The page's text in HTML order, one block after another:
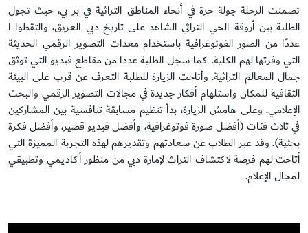
تضمنت الرحلة جولة حرة في أنحاء المناطق التراثية في بر بي، حيث تجول
الطلبة بين أروقة الحي التراثي الشاهد على تاريخ دبي العريق، والتقطوا ا
عددًا من الصور الفوتوغرافية باستخدام معدات التصوير الرقمي الحديثة
التي وفرتها لهم الكلية. كما سجل الطلبة عددا من مقاطع فيديو التي توثق
جمال المعالم التراثية. وأتاحت الزيارة للطلبة التعرف عن قرب على البيئة
الثقافية للمكان واستلهام أفكار جديدة في مجالات التصوير الرقمي والبحث
الإعلامي. وعلى هامش الزيارة، بدأ تنظيم مسابقة تنافسية بين المشاركين
في ثلاث فئات (أفضل صورة فوتوغرافية، وأفضل فيديو قصير، وأفضل فكرة
بحثية). وقد عبر الطلاب عن سعادتهم وتقديرهم لهذه التجربة المميزة التي
أتاحت لهم فرصة لاكتشاف التراث لإمارة دبي من منظور أكاديمي وتطبيقي
لمجال الإعلام.